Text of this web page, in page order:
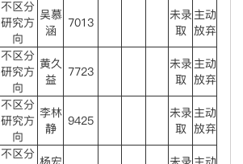
不区分
研究方
向
吴慕
涵
7013
未录
取
主动
放弃
不区分
研究方
向
黄久
益
7723
未录
取
主动
放弃
不区分
研究方
向
李林
静
9425
未录
取
主动
放弃
不区分